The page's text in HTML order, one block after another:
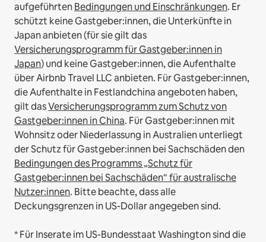
aufgeführtenBedingungen und Einschränkungen. Er
schützt keine Gastgeber:innen, die Unterkünfte in
Japan anbieten (für sie gilt das
Versicherungsprogramm für Gastgeber:innen in
Japan) und keine Gastgeber:innen, die Aufenthalte
über Airbnb Travel LLC anbieten. Für Gastgeber:innen,
die Aufenthalte in Festlandchina angeboten haben,
gilt dasVersicherungsprogramm zum Schutz von
Gastgeber:innen in China. Für Gastgeber:innen mit
Wohnsitz oder Niederlassung in Australien unterliegt
der Schutz für Gastgeber:innen bei Sachschäden den
Bedingungen des Programms „Schutz für
Gastgeber:innen bei Sachschäden“ für australische
Nutzer:innen. Bitte beachte, dass alle
Deckungsgrenzen in US-Dollar angegeben sind.
* Für Inserate im US-Bundesstaat Washington sind die